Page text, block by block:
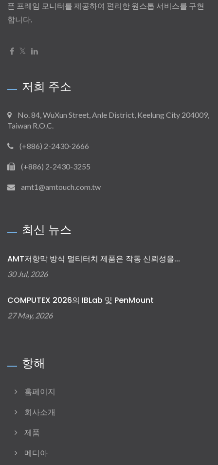
픈 프레임 모니터를 제공하여 편리한 원스톱 서비스를 구현
합니다.
저희 주소
No. 84, WuXun Street, Anle District, Keelung City 204009,
Taiwan R.O.C.
(+886) 2-2430-2666
(+886) 2-2430-3255
amt1@amtouch.com.tw
최신 뉴스
AMT저항막 방식 멀티터치 제품은 작동 신뢰성을...
30 Jul, 2026
COMPUTEX 2026의 IBLab 및 PenMount
27 May, 2026
항해
홈페이지
회사소개
제품
메디아